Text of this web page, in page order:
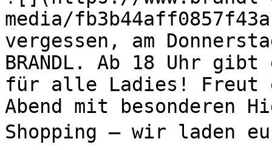
media/
vergessen, am
BRANDL. Ab 18 Uhr
für alle Ladies! Freut
Abend mit besonderen
Shopping – wir laden